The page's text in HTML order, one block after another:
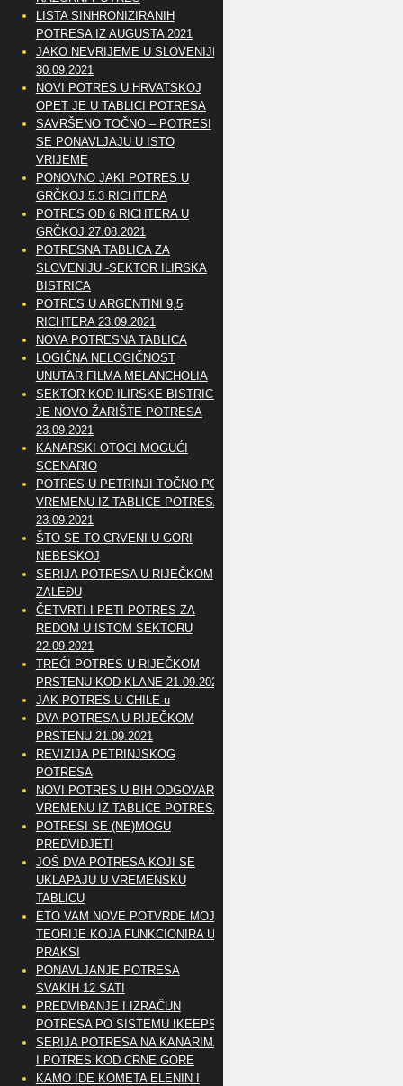
LISTA SINHRONIZIRANIH
POTRESA IZ AUGUSTA 2021
JAKO NEVRIJEME U SLOVENIJI
30.09.2021
NOVI POTRES U HRVATSKOJ
OPET JE U TABLICI POTRESA
SAVRŠENO TOČNO – POTRESI
SE PONAVLJAJU U ISTO
VRIJEME
PONOVNO JAKI POTRES U
GRČKOJ 5.3 RICHTERA
POTRES OD 6 RICHTERA U
GRČKOJ 27.08.2021
POTRESNA TABLICA ZA
SLOVENIJU -SEKTOR ILIRSKA
BISTRICA
POTRES U ARGENTINI 9,5
RICHTERA 23.09.2021
NOVA POTRESNA TABLICA
LOGIČNA NELOGIČNOST
UNUTAR FILMA MELANCHOLIA
SEKTOR KOD ILIRSKE BISTRICE
JE NOVO ŽARIŠTE POTRESA
23.09.2021
KANARSKI OTOCI MOGUĆI
SCENARIO
POTRES U PETRINJI TOČNO PO
VREMENU IZ TABLICE POTRESA
23.09.2021
ŠTO SE TO CRVENI U GORI
NEBESKOJ
SERIJA POTRESA U RIJEČKOM
ZALEĐU
ČETVRTI I PETI POTRES ZA
REDOM U ISTOM SEKTORU
22.09.2021
TREĆI POTRES U RIJEČKOM
PRSTENU KOD KLANE 21.09.2021
JAK POTRES U CHILE-u
DVA POTRESA U RIJEČKOM
PRSTENU 21.09.2021
REVIZIJA PETRINJSKOG
POTRESA
NOVI POTRES U BIH ODGOVARA
VREMENU IZ TABLICE POTRESA
POTRESI SE (NE)MOGU
PREDVIDJETI
JOŠ DVA POTRESA KOJI SE
UKLAPAJU U VREMENSKU
TABLICU
ETO VAM NOVE POTVRDE MOJE
TEORIJE KOJA FUNKCIONIRA U
PRAKSI
PONAVLJANJE POTRESA
SVAKIH 12 SATI
PREDVIĐANJE I IZRAČUN
POTRESA PO SISTEMU IKEEPS
SERIJA POTRESA NA KANARIMA
I POTRES KOD CRNE GORE
KAMO IDE KOMETA ELENIN I